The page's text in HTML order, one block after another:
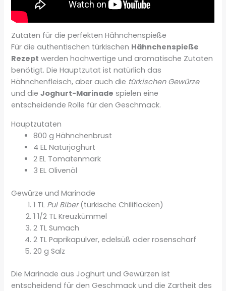
Zutaten für die perfekten Hähnchenspieße
Für die authentischen türkischen Hähnchenspieße
Rezept werden hochwertige und aromatische Zutaten
benötigt. Die Hauptzutat ist natürlich das
Hähnchenfleisch, aber auch die türkischen Gewürze
und dieJoghurt-Marinade spielen eine
entscheidende Rolle für den Geschmack.
Hauptzutaten
800 g Hähnchenbrust
4 EL Naturjoghurt
2 EL Tomatenmark
3 EL Olivenöl
Gewürze und Marinade
1 TL Pul Biber(türkische Chiliflocken)
1 1/2 TL Kreuzkümmel
2 TL Sumach
2 TL Paprikapulver, edelsüß oder rosenscharf
20 g Salz
Die Marinade aus Joghurt und Gewürzen ist
entscheidend für den Geschmack und die Zartheit des